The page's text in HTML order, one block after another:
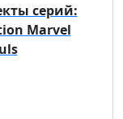
серий:
Marvel